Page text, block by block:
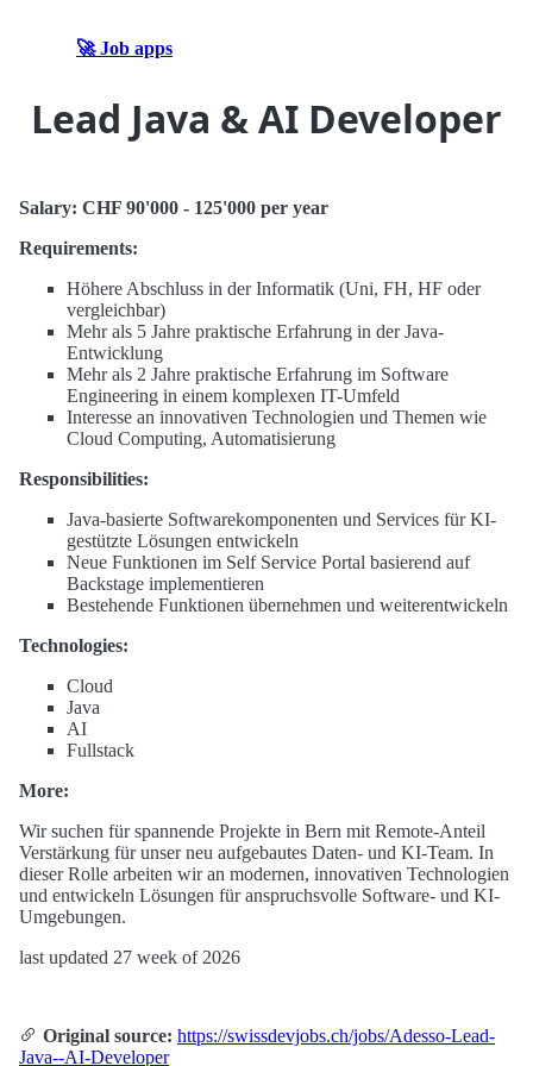
🚀 Job apps
Lead Java & AI Developer
Salary: CHF 90'000 - 125'000 per year
Requirements:
Höhere Abschluss in der Informatik (Uni, FH, HF oder
vergleichbar)
Mehr als 5 Jahre praktische Erfahrung in der Java-
Entwicklung
Mehr als 2 Jahre praktische Erfahrung im Software
Engineering in einem komplexen IT-Umfeld
Interesse an innovativen Technologien und Themen wie
Cloud Computing, Automatisierung
Responsibilities:
Java-basierte Softwarekomponenten und Services für KI-
gestützte Lösungen entwickeln
Neue Funktionen im Self Service Portal basierend auf
Backstage implementieren
Bestehende Funktionen übernehmen und weiterentwickeln
Technologies:
Cloud
Java
AI
Fullstack
More:
Wir suchen für spannende Projekte in Bern mit Remote-Anteil
Verstärkung für unser neu aufgebautes Daten- und KI-Team. In
dieser Rolle arbeiten wir an modernen, innovativen Technologien
und entwickeln Lösungen für anspruchsvolle Software- und KI-
Umgebungen.
last updated 27 week of 2026
Original source: https://swissdevjobs.ch/jobs/Adesso-Lead-
Java--AI-Developer